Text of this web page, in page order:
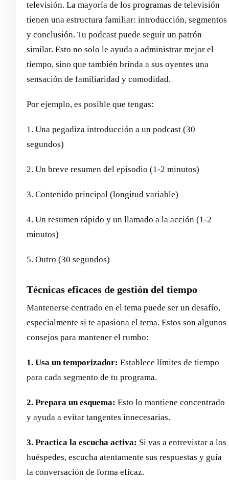
televisión. La mayoría de los programas de televisión
tienen una estructura familiar: introducción, segmentos
y conclusión. Tu podcast puede seguir un patrón
similar. Esto no solo le ayuda a administrar mejor el
tiempo, sino que también brinda a sus oyentes una
sensación de familiaridad y comodidad.
Por ejemplo, es posible que tengas:
1. Una pegadiza introducción a un podcast (30
segundos)
2. Un breve resumen del episodio (1-2 minutos)
3. Contenido principal (longitud variable)
4. Un resumen rápido y un llamado a la acción (1-2
minutos)
5. Outro (30 segundos)
Técnicas eficaces de gestión del tiempo
Mantenerse centrado en el tema puede ser un desafío,
especialmente si te apasiona el tema. Estos son algunos
consejos para mantener el rumbo:
1. Usa un temporizador: Establece límites de tiempo
para cada segmento de tu programa.
2. Prepara un esquema: Esto lo mantiene concentrado
y ayuda a evitar tangentes innecesarias.
3. Practica la escucha activa: Si vas a entrevistar a los
huéspedes, escucha atentamente sus respuestas y guía
la conversación de forma eficaz.